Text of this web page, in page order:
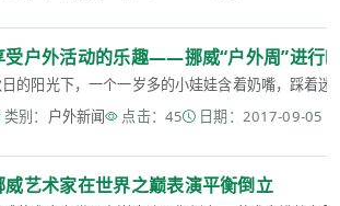
受户外活动的乐趣——挪威“户外周”进行
的阳光下，一个一岁多的小娃娃含着奶嘴，踩着
类别： 户外新闻 点击：45 日期：2017-09-05
威艺术家在世界之巅表演平衡倒立